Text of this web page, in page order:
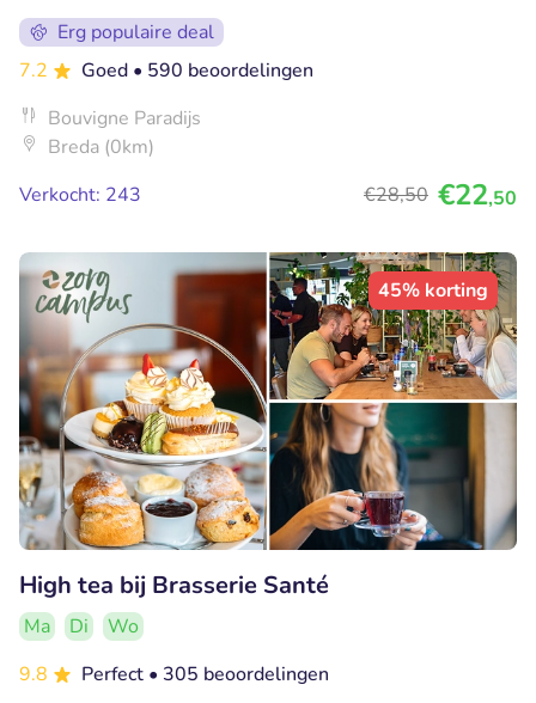
Erg populaire deal
7.2
Goed • 590 beoordelingen
Bouvigne Paradijs
Breda (0km)
Verkocht: 243
€28,50 €22,50
45% korting
High tea bij Brasserie Santé
Ma Di
Wo
9.8
Perfect • 305 beoordelingen